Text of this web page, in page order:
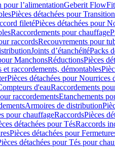
pour l’alimentationGeberit FlowFit
Pièces détachées pour
filetéPièces détachées pour
Raccordements pour chauffage
raccordsRecouvrements pour
Joints d’étanchéitéPacks
ManchonsRéductionsPièces
et raccordements, démontables
Pièces détachées pour
d'eauRaccordements
raccordementsEtanchements
Armoires de distribution
pour chauffageRaccordsPièces
détachées pour TésRaccords
Pièces détachées pour
détachées pour Tés pour